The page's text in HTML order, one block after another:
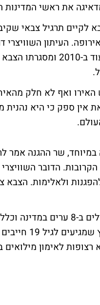
את ראשי
העיתון השוויצרי
מבוסס על מפת סיכונים
האירו ואף לא חלק
לשלום של 2012. עם זאת אין
הדובר
ולאלימות.
בתרגיל האחרון השתתפו 2,000